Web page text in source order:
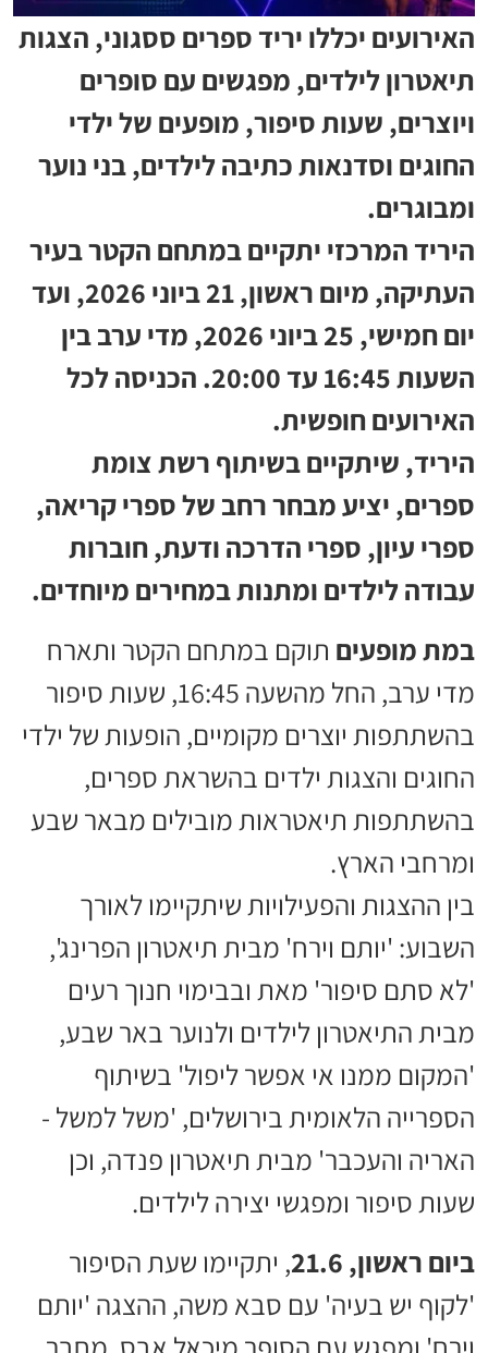
האירועים יכללו יריד ספרים ססגוני, הצגות
תיאטרון לילדים, מפגשים עם סופרים
ויוצרים, שעות סיפור, מופעים של ילדי
החוגים וסדנאות כתיבה לילדים, בני נוער
ומבוגרים.
היריד המרכזי יתקיים במתחם הקטר בעיר
העתיקה, מיום ראשון, 21 ביוני 2026, ועד
יום חמישי, 25 ביוני 2026, מדי ערב בין
השעות 16:45 עד 20:00. הכניסה לכל
האירועים חופשית.
היריד, שיתקיים בשיתוף רשת צומת
ספרים, יציע מבחר רחב של ספרי קריאה,
ספרי עיון, ספרי הדרכה ודעת, חוברות
עבודה לילדים ומתנות במחירים מיוחדים.
במת מופעים תוקם במתחם הקטר ותארח
מדי ערב, החל מהשעה 16:45, שעות סיפור
בהשתתפות יוצרים מקומיים, הופעות של ילדי
החוגים והצגות ילדים בהשראת ספרים,
בהשתתפות תיאטראות מובילים מבאר שבע
ומרחבי הארץ.
בין ההצגות והפעילויות שיתקיימו לאורך
השבוע: 'יותם וירח' מבית תיאטרון הפרינג',
'לא סתם סיפור' מאת ובבימוי חנוך רעים
מבית התיאטרון לילדים ולנוער באר שבע,
'המקום ממנו אי אפשר ליפול' בשיתוף
הספרייה הלאומית בירושלים, 'משל למשל -
האריה והעכבר' מבית תיאטרון פנדה, וכן
שעות סיפור ומפגשי יצירה לילדים.
ביום ראשון, 21.6
, יתקיימו שעת הסיפור
'לקוף יש בעיה' עם סבא משה, ההצגה 'יותם